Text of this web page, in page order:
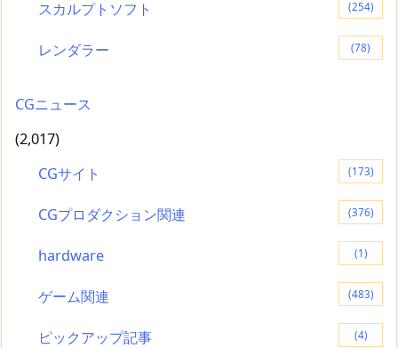
スカルプトソフト (254)
レンダラー (78)
CGニュース
(2,017)
CGサイト
(173)
CGプロダクション関連 (376)
hardware (1)
ゲーム関連 (483)
ピックアップ記事 (4)